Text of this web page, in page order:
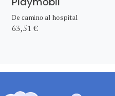
De camino al hospital
63,51 €